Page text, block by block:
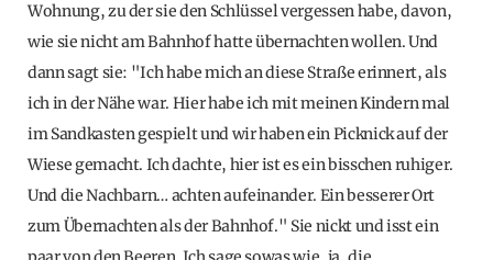
Wohnung, zu der sie den Schlüssel vergessen habe, davon,
wie sie nicht am Bahnhof hatte übernachten wollen. Und
dann sagt sie: "Ich habe mich an diese Straße erinnert, als
ich in der Nähe war. Hier habe ich mit meinen Kindern mal
im Sandkasten gespielt und wir haben ein Picknick auf der
Wiese gemacht. Ich dachte, hier ist es ein bisschen ruhiger.
Und die Nachbarn… achten aufeinander. Ein besserer Ort
zum Übernachten als der Bahnhof." Sie nickt und isst ein